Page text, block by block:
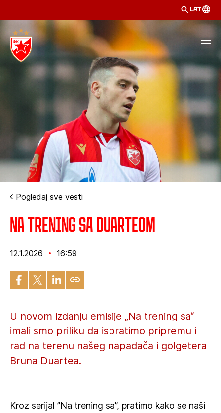
LAT
Pogledaj sve vesti
Na trening sa Duarteom
12.1.2026 16:59
U novom izdanju emisije „Na trening sa“
imali smo priliku da ispratimo pripremu i
rad na terenu našeg napadača i golgetera
Bruna Duartea.
Kroz serijal ”Na trening sa”, pratimo kako se naši